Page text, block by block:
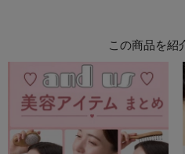
この商品を紹